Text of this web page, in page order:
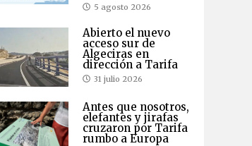
5 agosto 2026
Abierto el nuevo
acceso sur de
Algeciras en
dirección a Tarifa
31 julio 2026
Antes que nosotros,
elefantes y jirafas
cruzaron por Tarifa
rumbo a Europa